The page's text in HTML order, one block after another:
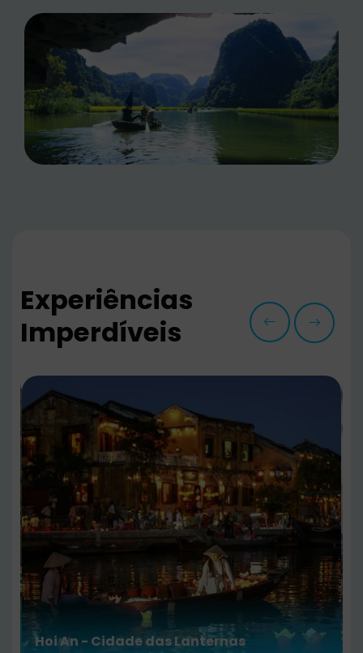
Experiências
Imperdíveis
Hanói & Ho Chi Minh